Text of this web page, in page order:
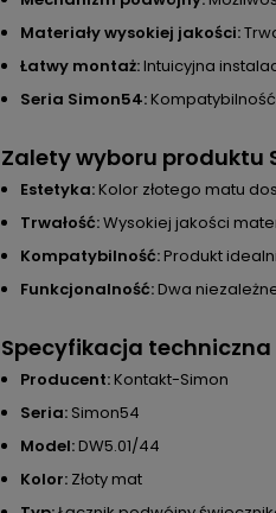
Materiały wysokiej jakości:
Łatwy montaż:Intuicyjna
Seria Simon54:
Zalety wyboru produktu
Estetyka:Kolor złotego matu
Trwałość:Wysokiej jakości
Kompatybilność:Produkt
Funkcjonalność:Dwa
Specyfikacja techniczna
Producent:Kontakt-Simon
Seria: Simon54
Model:DW5.01/44
Kolor: Złoty mat